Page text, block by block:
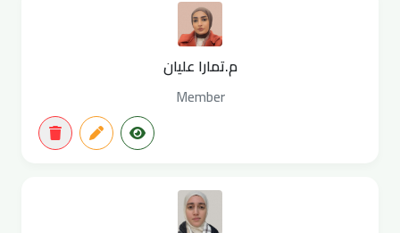
م.تمارا عليان
Member